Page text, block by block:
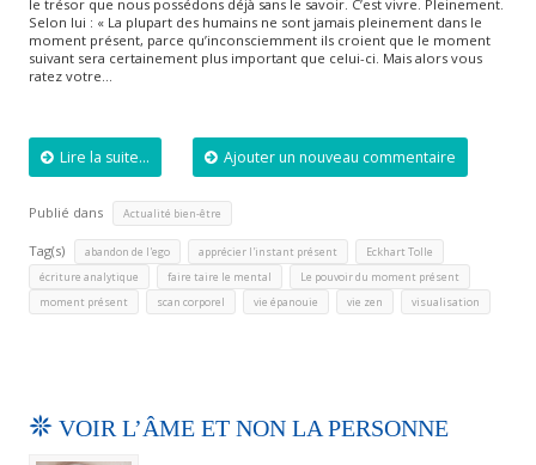
le trésor que nous possédons déjà sans le savoir. C’est vivre. Pleinement.
Selon lui : « La plupart des humains ne sont jamais pleinement dans le
moment présent, parce qu’inconsciemment ils croient que le moment
suivant sera certainement plus important que celui-ci. Mais alors vous
ratez votre…
Lire la suite... Ajouter un nouveau commentaire
Publié dans Actualité bien-être
Tag(s) abandon de l'ego apprécier l'instant présent Eckhart Tolle
écriture analytique faire taire le mental Le pouvoir du moment présent
moment présent scan corporel vie épanouie vie zen visualisation
VOIR L’ÂME ET NON LA PERSONNE